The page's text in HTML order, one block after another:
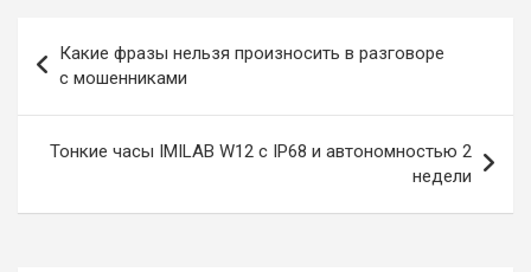
по
записям
Какие фразы нельзя произносить в разговоре
с мошенниками
Тонкие часы IMILAB W12 с IP68 и автономностью 2
недели